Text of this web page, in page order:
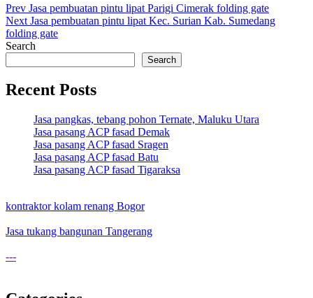
Post
navigation
Prev Jasa pembuatan pintu lipat Parigi Cimerak folding gate
Next Jasa pembuatan pintu lipat Kec. Surian Kab. Sumedang
folding gate
Search
Search
Recent Posts
Jasa pangkas, tebang pohon Ternate, Maluku Utara
Jasa pasang ACP fasad Demak
Jasa pasang ACP fasad Sragen
Jasa pasang ACP fasad Batu
Jasa pasang ACP fasad Tigaraksa
kontraktor kolam renang Bogor
Jasa tukang bangunan Tangerang
---